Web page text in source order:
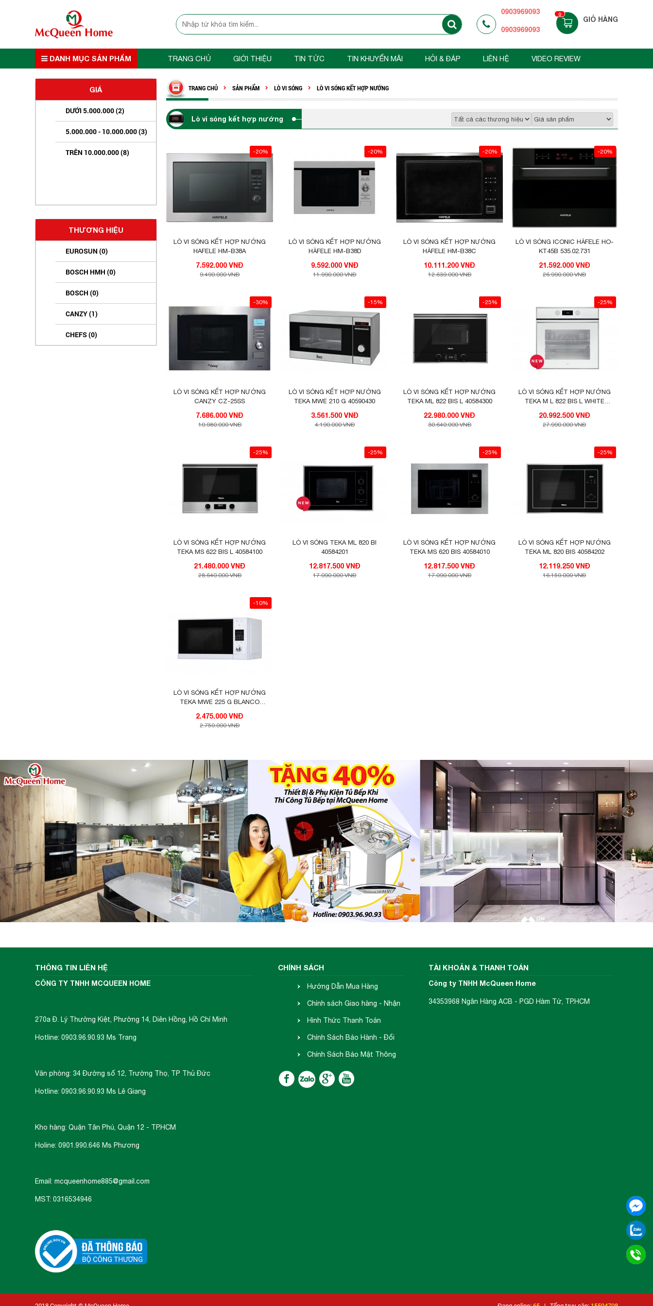
0903969093
0903969093
0
GIỎ HÀNG
DANH MỤC SẢN PHẨM TRANG CHỦ GIỚI THIỆU TIN TỨC TIN KHUYẾN MÃI HỎI & ĐÁP LIÊN HỆ VIDEO REVIEW
TRANG CHỦ SẢN PHẨM LÒ VI SÓNG LÒ VI SÓNG KẾT HỢP NƯỚNG
Lò vi sóng kết hợp nướng
-20%
LÒ VI SÓNG KẾT HỢP NƯỚNG
HAFELE HM-B38A
7.592.000 VNĐ
9.490.000 VNĐ
-20%
LÒ VI SÓNG KẾT HỢP NƯỚNG
HÄFELE HM-B38D
9.592.000 VNĐ
11.990.000 VNĐ
-20%
LÒ VI SÓNG KẾT HỢP NƯỚNG
HÄFELE HM-B38C
10.111.200 VNĐ
12.639.000 VNĐ
-20%
LÒ VI SÓNG ICONIC HÄFELE HO-
KT45B 535.02.731
21.592.000 VNĐ
26.990.000 VNĐ
-30%
LÒ VI SÓNG KẾT HỢP NƯỚNG
CANZY CZ-25SS
7.686.000 VNĐ
10.980.000 VNĐ
-15%
LÒ VI SÓNG KẾT HỢP NƯỚNG
TEKA MWE 210 G 40590430
3.561.500 VNĐ
4.190.000 VNĐ
-25%
LÒ VI SÓNG KẾT HỢP NƯỚNG
TEKA ML 822 BIS L 40584300
22.980.000 VNĐ
30.640.000 VNĐ
-25%
LÒ VI SÓNG KẾT HỢP NƯỚNG
TEKA M L 822 BIS L WHITE
20.992.500 VNĐ
27.990.000 VNĐ
-25%
LÒ VI SÓNG KẾT HỢP NƯỚNG
TEKA MS 622 BIS L 40584100
21.480.000 VNĐ
28.640.000 VNĐ
-25%
LÒ VI SÓNG TEKA ML 820 BI
40584201
12.817.500 VNĐ
17.090.000 VNĐ
-25%
LÒ VI SÓNG KẾT HỢP NƯỚNG
TEKA MS 620 BIS 40584010
12.817.500 VNĐ
17.090.000 VNĐ
-25%
LÒ VI SÓNG KẾT HỢP NƯỚNG
TEKA ML 820 BIS 40584202
12.119.250 VNĐ
16.159.000 VNĐ
-10%
LÒ VI SÓNG KẾT HỢP NƯỚNG
TEKA MWE 225 G BLANCO
2.475.000 VNĐ
2.750.000 VNĐ
GIÁ
DƯỚI 5.000.000 (2)
5.000.000 - 10.000.000 (3)
TRÊN 10.000.000 (8)
THƯƠNG HIỆU
EUROSUN (0)
BOSCH HMH (0)
BOSCH (0)
CANZY (1)
CHEFS (0)
THÔNG TIN LIÊN HỆ
CÔNG TY TNHH MCQUEEN HOME
270a Đ. Lý Thường Kiệt, Phường 14, Diên Hồng, Hồ Chí Minh
Hotline: 0903.96.90.93 Ms Trang
Văn phòng: 34 Đường số 12, Trường Thọ, TP Thủ Đức
Hotline: 0903.96.90.93 Ms Lê Giang
Kho hàng: Quận Tân Phú, Quận 12 - TP.HCM
Holine: 0901.990.646 Ms Phương
Email: mcqueenhome885@gmail.com
MST: 0316534946
CHÍNH SÁCH
Hướng Dẫn Mua Hàng
Chính sách Giao hàng - Nhận
hàng
Hình Thức Thanh Toán
Chính Sách Bảo Hành - Đổi
Trả
Chính Sách Bảo Mật Thông
Tin
TÀI KHOẢN & THANH TOÁN
Công ty TNHH McQueen Home
34353968 Ngân Hàng ACB - PGD Hàm Tử, TP.HCM